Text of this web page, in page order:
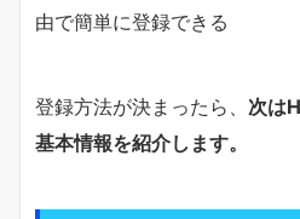
由で簡単に登録できる
登録方法が決まったら、 次は
基本情報を紹介します。